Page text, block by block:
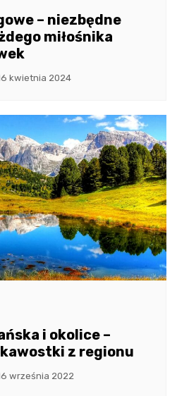
– niezbędne
miłośnika
kwietnia 2024
i okolice –
z regionu
września 2022